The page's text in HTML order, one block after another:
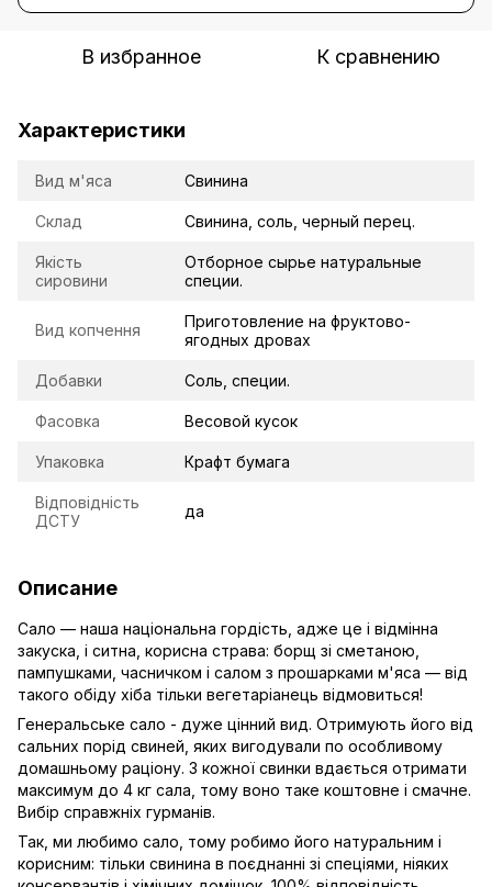
В избранное К сравнению
Характеристики
Вид м'яса Свинина
Склад Свинина, соль, черный перец.
Якість
сировини
Отборное сырье натуральные
специи.
Вид копчення
Приготовление на фруктово-
ягодных дровах
Добавки Соль, специи.
Фасовка Весовой кусок
Упаковка Крафт бумага
Відповідність
ДСТУ
да
Описание
Сало — наша національна гордість, адже це і відмінна
закуска, і ситна, корисна страва: борщ зі сметаною,
пампушками, часничком і салом з прошарками м'яса — від
такого обіду хіба тільки вегетаріанець відмовиться!
Генеральське сало - дуже цінний вид. Отримують його від
сальних порід свиней, яких вигодували по особливому
домашньому раціону. З кожної свинки вдається отримати
максимум до 4 кг сала, тому воно таке коштовне і смачне.
Вибір справжніх гурманів.
Так, ми любимо сало, тому робимо його натуральним і
корисним: тільки свинина в поєднанні зі спеціями, ніяких